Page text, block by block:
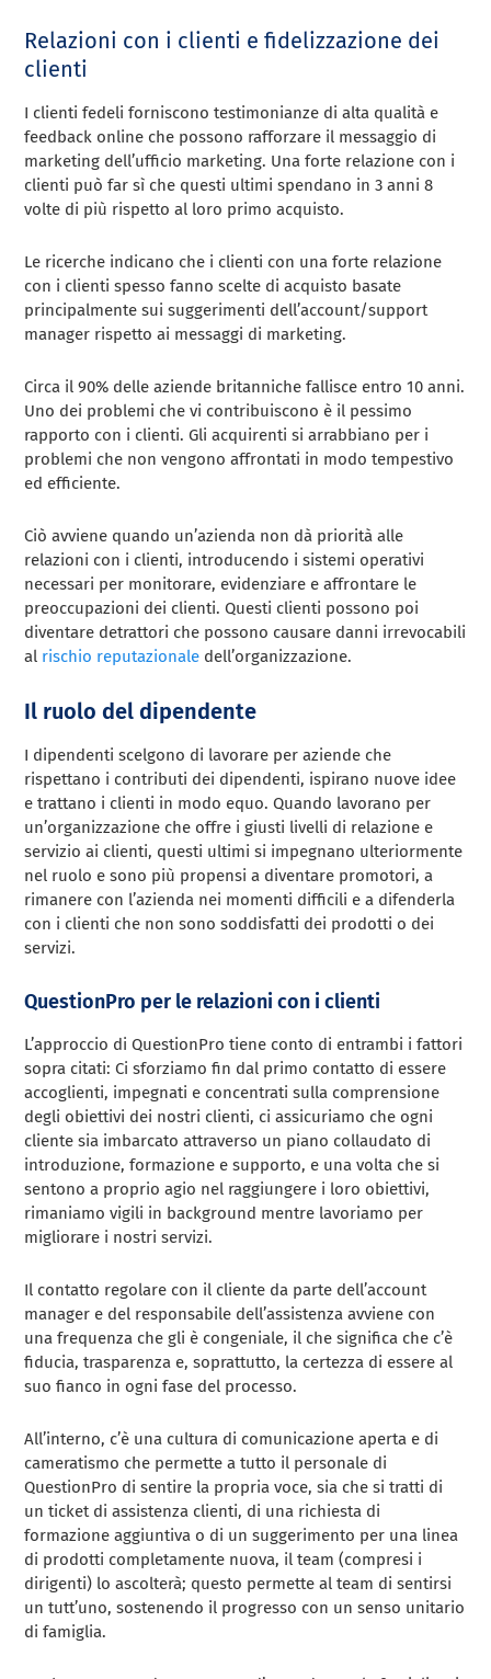
Relazioni con i clienti e fidelizzazione dei
clienti
I clienti fedeli forniscono testimonianze di alta qualità e
feedback online che possono rafforzare il messaggio di
marketing dell’ufficio marketing. Una forte relazione con i
clienti può far sì che questi ultimi spendano in 3 anni 8
volte di più rispetto al loro primo acquisto.
Le ricerche indicano che i clienti con una forte relazione
con i clienti spesso fanno scelte di acquisto basate
principalmente sui suggerimenti dell’account/support
manager rispetto ai messaggi di marketing.
Circa il 90% delle aziende britanniche fallisce entro 10 anni.
Uno dei problemi che vi contribuiscono è il pessimo
rapporto con i clienti. Gli acquirenti si arrabbiano per i
problemi che non vengono affrontati in modo tempestivo
ed efficiente.
Ciò avviene quando un’azienda non dà priorità alle
relazioni con i clienti, introducendo i sistemi operativi
necessari per monitorare, evidenziare e affrontare le
preoccupazioni dei clienti. Questi clienti possono poi
diventare detrattori che possono causare danni irrevocabili
al rischio reputazionale dell’organizzazione.
Il ruolo del dipendente
I dipendenti scelgono di lavorare per aziende che
rispettano i contributi dei dipendenti, ispirano nuove idee
e trattano i clienti in modo equo. Quando lavorano per
un’organizzazione che offre i giusti livelli di relazione e
servizio ai clienti, questi ultimi si impegnano ulteriormente
nel ruolo e sono più propensi a diventare promotori, a
rimanere con l’azienda nei momenti difficili e a difenderla
con i clienti che non sono soddisfatti dei prodotti o dei
servizi.
QuestionPro per le relazioni con i clienti
L’approccio di QuestionPro tiene conto di entrambi i fattori
sopra citati: Ci sforziamo fin dal primo contatto di essere
accoglienti, impegnati e concentrati sulla comprensione
degli obiettivi dei nostri clienti, ci assicuriamo che ogni
cliente sia imbarcato attraverso un piano collaudato di
introduzione, formazione e supporto, e una volta che si
sentono a proprio agio nel raggiungere i loro obiettivi,
rimaniamo vigili in background mentre lavoriamo per
migliorare i nostri servizi.
Il contatto regolare con il cliente da parte dell’account
manager e del responsabile dell’assistenza avviene con
una frequenza che gli è congeniale, il che significa che c’è
fiducia, trasparenza e, soprattutto, la certezza di essere al
suo fianco in ogni fase del processo.
All’interno, c’è una cultura di comunicazione aperta e di
cameratismo che permette a tutto il personale di
QuestionPro di sentire la propria voce, sia che si tratti di
un ticket di assistenza clienti, di una richiesta di
formazione aggiuntiva o di un suggerimento per una linea
di prodotti completamente nuova, il team (compresi i
dirigenti) lo ascolterà; questo permette al team di sentirsi
un tutt’uno, sostenendo il progresso con un senso unitario
di famiglia.